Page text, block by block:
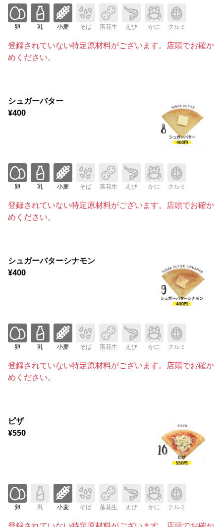
卵 乳 小麦 そば 落花生 えび かに クルミ
登録されていない特定原材料がございます。店頭でお確か
めください。
シュガーバター
¥400
卵 乳 小麦 そば 落花生 えび かに クルミ
登録されていない特定原材料がございます。店頭でお確か
めください。
シュガーバターシナモン
¥400
卵 乳 小麦 そば 落花生 えび かに クルミ
登録されていない特定原材料がございます。店頭でお確か
めください。
ピザ
¥550
卵 乳 小麦 そば 落花生 えび かに クルミ